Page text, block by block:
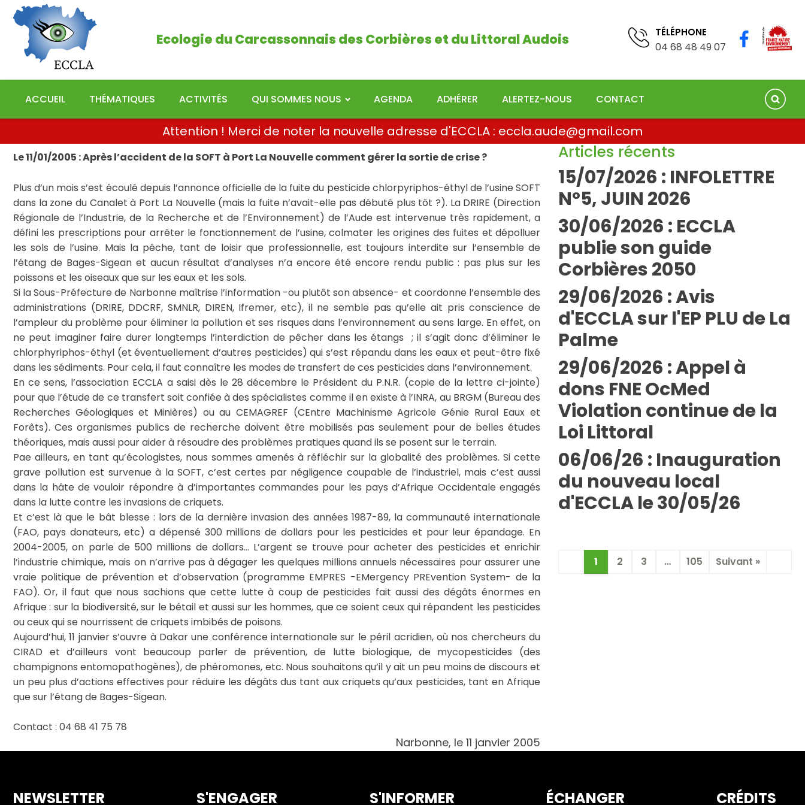
Ecologie du Carcassonnais des Corbières et du Littoral Audois TÉLÉPHONE
04 68 48 49 07
04 68 41 75 78
ACCUEIL THÉMATIQUES ACTIVITÉS QUI SOMMES NOUS AGENDA ADHÉRER ALERTEZ-NOUS CONTACT
Attention ! Merci de noter la nouvelle adresse d'ECCLA : eccla.aude@gmail.com
Le 11/01/2005 : Après l’accident de la SOFT à Port La Nouvelle comment gérer la sortie de crise ?
Plus d’un mois s’est écoulé depuis l’annonce officielle de la fuite du pesticide chlorpyriphos-éthyl de l’usine SOFT
dans la zone du Canalet à Port La Nouvelle (mais la fuite n’avait-elle pas débuté plus tôt ?). La DRIRE (Direction
Régionale de l’Industrie, de la Recherche et de l’Environnement) de l’Aude est intervenue très rapidement, a
défini les prescriptions pour arrêter le fonctionnement de l’usine, colmater les origines des fuites et dépolluer
les sols de l’usine. Mais la pêche, tant de loisir que professionnelle, est toujours interdite sur l’ensemble de
l’étang de Bages-Sigean et aucun résultat d’analyses n’a encore été encore rendu public : pas plus sur les
poissons et les oiseaux que sur les eaux et les sols.
Si la Sous-Préfecture de Narbonne maîtrise l’information -ou plutôt son absence- et coordonne l’ensemble des
administrations (DRIRE, DDCRF, SMNLR, DIREN, Ifremer, etc), il ne semble pas qu’elle ait pris conscience de
l’ampleur du problème pour éliminer la pollution et ses risques dans l’environnement au sens large. En effet, on
ne peut imaginer faire durer longtemps l’interdiction de pêcher dans les étangs ; il s’agit donc d’éliminer le
chlorphyriphos-éthyl (et éventuellement d’autres pesticides) qui s’est répandu dans les eaux et peut-être fixé
dans les sédiments. Pour cela, il faut connaître les modes de transfert de ces pesticides dans l’environnement.
En ce sens, l’association ECCLA a saisi dès le 28 décembre le Président du P.N.R. (copie de la lettre ci-jointe)
pour que l’étude de ce transfert soit confiée à des spécialistes comme il en existe à l’INRA, au BRGM (Bureau des
Recherches Géologiques et Minières) ou au CEMAGREF (CEntre Machinisme Agricole Génie Rural Eaux et
Forêts). Ces organismes publics de recherche doivent être mobilisés pas seulement pour de belles études
théoriques, mais aussi pour aider à résoudre des problèmes pratiques quand ils se posent sur le terrain.
Pae ailleurs, en tant qu’écologistes, nous sommes amenés à réfléchir sur la globalité des problèmes. Si cette
grave pollution est survenue à la SOFT, c’est certes par négligence coupable de l’industriel, mais c’est aussi
dans la hâte de vouloir répondre à d’importantes commandes pour les pays d’Afrique Occidentale engagés
dans la lutte contre les invasions de criquets.
Et c’est là que le bât blesse : lors de la dernière invasion des années 1987-89, la communauté internationale
(FAO, pays donateurs, etc) a dépensé 300 millions de dollars pour les pesticides et pour leur épandage. En
2004-2005, on parle de 500 millions de dollars… L’argent se trouve pour acheter des pesticides et enrichir
l’industrie chimique, mais on n’arrive pas à dégager les quelques millions annuels nécessaires pour assurer une
vraie politique de prévention et d’observation (programme EMPRES -EMergency PREvention System- de la
FAO). Or, il faut que nous sachions que cette lutte à coup de pesticides fait aussi des dégâts énormes en
Afrique : sur la biodiversité, sur le bétail et aussi sur les hommes, que ce soient ceux qui répandent les pesticides
ou ceux qui se nourrissent de criquets imbibés de poisons.
Aujourd’hui, 11 janvier s’ouvre à Dakar une conférence internationale sur le péril acridien, où nos chercheurs du
CIRAD et d’ailleurs vont beaucoup parler de prévention, de lutte biologique, de mycopesticides (des
champignons entomopathogènes), de phéromones, etc. Nous souhaitons qu’il y ait un peu moins de discours et
un peu plus d’actions effectives pour réduire les dégâts dus tant aux criquets qu’aux pesticides, tant en Afrique
que sur l’étang de Bages-Sigean.
Contact : 04 68 41 75 78
Narbonne, le 11 janvier 2005
Articles récents
15/07/2026 : INFOLETTRE
N°5, JUIN 2026
30/06/2026 : ECCLA
publie son guide
Corbières 2050
29/06/2026 : Avis
d'ECCLA sur l'EP PLU de La
Palme
29/06/2026 : Appel à
dons FNE OcMed
Violation continue de la
Loi Littoral
06/06/26 : Inauguration
du nouveau local
d'ECCLA le 30/05/26
1 2 3 … 105 Suivant »
NEWSLETTER S'ENGAGER S'INFORMER ÉCHANGER CRÉDITS